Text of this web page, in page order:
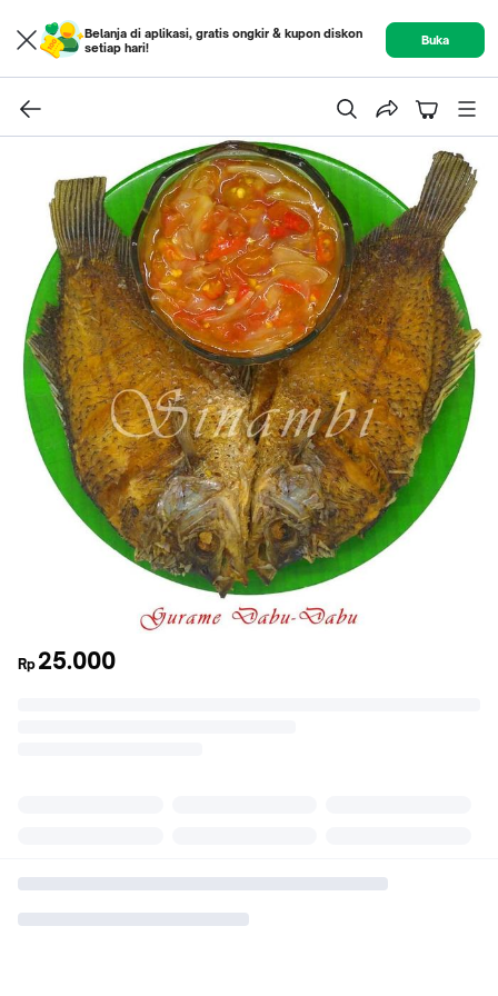
Belanja di aplikasi, gratis ongkir & kupon diskon
setiap hari!
Buka
Rp 25.000